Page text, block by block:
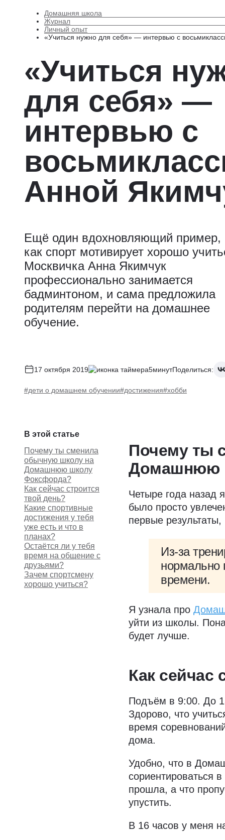
Домашняя школа
Журнал
Личный опыт
«Учиться нужно для себя» — интервью с
«Учиться
для себя» —
интервью с
Анной
Ещё один вдохновляющий пример,
как спорт мотивирует хорошо
Москвичка Анна Якимчук
профессионально занимается
бадминтоном, и сама предложила
родителям перейти на домашнее
обучение.
17 октября 2019 5минутПоделиться:
#дети о домашнем обучении#достижения#хобби
В этой статье
Почему ты сменила
обычную школу на
Домашнюю школу
Фоксфорда?
Как сейчас строится
твой день?
Какие спортивные
достижения у тебя
уже есть и что в
планах?
Остаётся ли у тебя
время на общение с
друзьями?
Зачем спортсмену
хорошо учиться?
Почему ты
Домашнюю
Четыре года назад
было просто
первые
Из-за
нормально
времени.
Я узнала про
уйти из школы.
будет лучше.
Как сейчас
Подъём в 9:00. До
Здорово, что
время
дома.
Удобно, что в
сориентироваться
прошла, а что
упустить.
В 16 часов у меня